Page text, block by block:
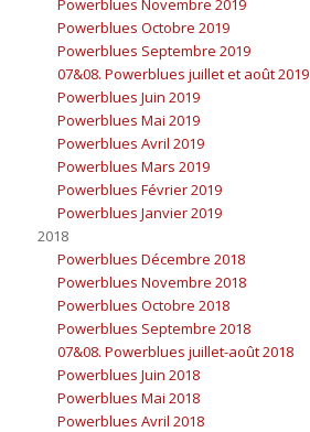
Powerblues Octobre 2019
Powerblues Septembre 2019
07&08. Powerblues juillet et août 2019
Powerblues Juin 2019
Powerblues Mai 2019
Powerblues Avril 2019
Powerblues Mars 2019
Powerblues Février 2019
Powerblues Janvier 2019
2018
Powerblues Décembre 2018
Powerblues Novembre 2018
Powerblues Octobre 2018
Powerblues Septembre 2018
07&08. Powerblues juillet-août 2018
Powerblues Juin 2018
Powerblues Mai 2018
Powerblues Avril 2018